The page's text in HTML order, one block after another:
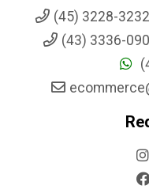
(45) 3228-
(43) 3336-